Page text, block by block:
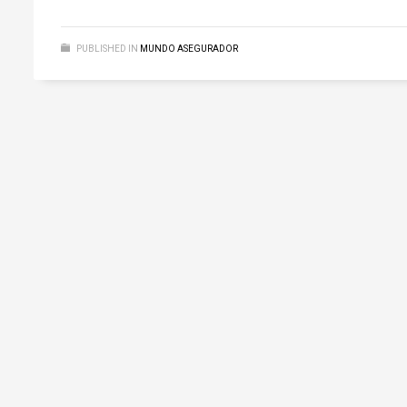
PUBLISHED IN MUNDO ASEGURADOR